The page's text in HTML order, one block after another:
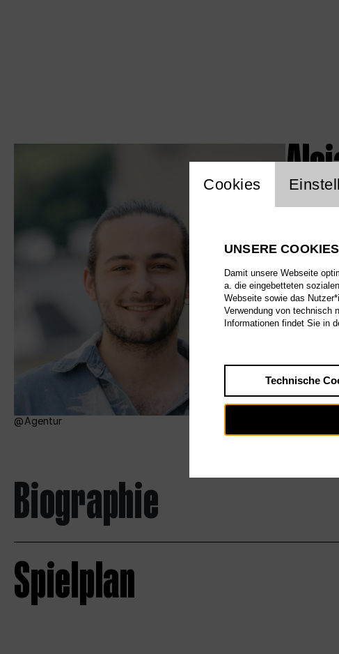
Agentur
Biographie
Spielplan
Cookies
UNSERE COOKIES
Damit unsere Webseite
a. die eingebetteten
Webseite sowie das
Verwendung von technisch
Informationen findet Sie in
Technische